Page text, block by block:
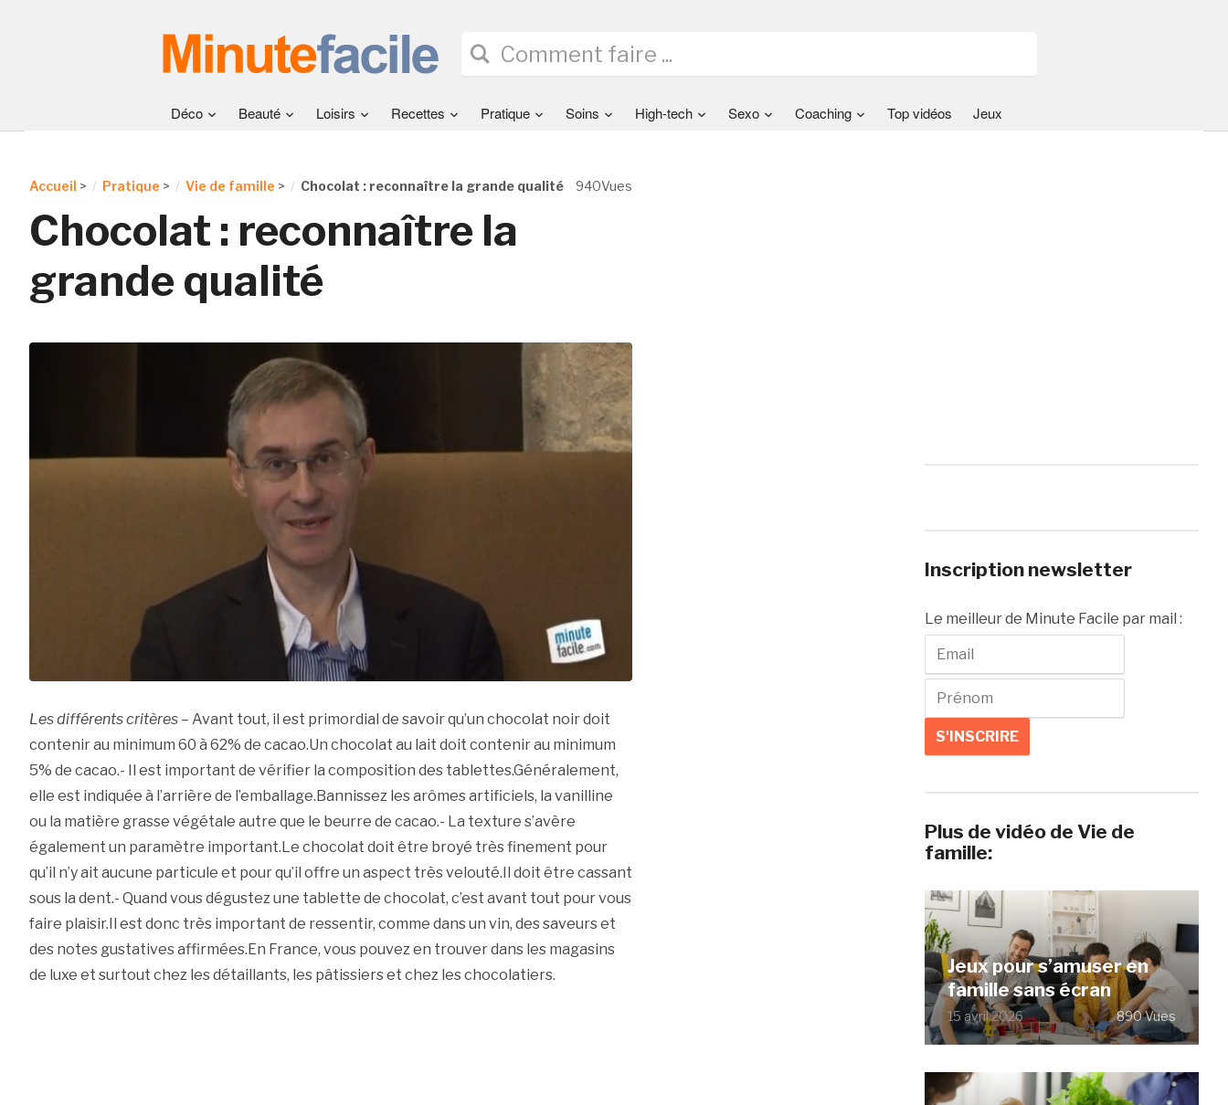
Déco Beauté Loisirs Recettes Pratique Soins High-tech Sexo Coaching Top vidéos Jeux
940Vues
Accueil > Pratique > Vie de famille > Chocolat : reconnaître la grande qualité
Chocolat : reconnaître la
grande qualité
Les différents critères– Avant tout, il est primordial de savoir qu’un chocolat noir doit
contenir au minimum 60 à 62% de cacao.Un chocolat au lait doit contenir au minimum
5% de cacao.- Il est important de vérifier la composition des tablettes.Généralement,
elle est indiquée à l’arrière de l’emballage.Bannissez les arômes artificiels, la vanilline
ou la matière grasse végétale autre que le beurre de cacao.- La texture s’avère
également un paramètre important.Le chocolat doit être broyé très finement pour
qu’il n’y ait aucune particule et pour qu’il offre un aspect très velouté.Il doit être cassant
sous la dent.- Quand vous dégustez une tablette de chocolat, c’est avant tout pour vous
faire plaisir.Il est donc très important de ressentir, comme dans un vin, des saveurs et
des notes gustatives affirmées.En France, vous pouvez en trouver dans les magasins
de luxe et surtout chez les détaillants, les pâtissiers et chez les chocolatiers.
Inscription newsletter
Le meilleur de Minute Facile par mail :
Plus de vidéo de Vie de
famille:
Jeux pour s’amuser en
famille sans écran
15 avril 2026 890 Vues